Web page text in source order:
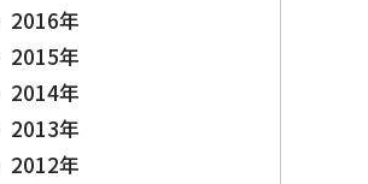
2016年
2015年
2014年
2013年
2012年